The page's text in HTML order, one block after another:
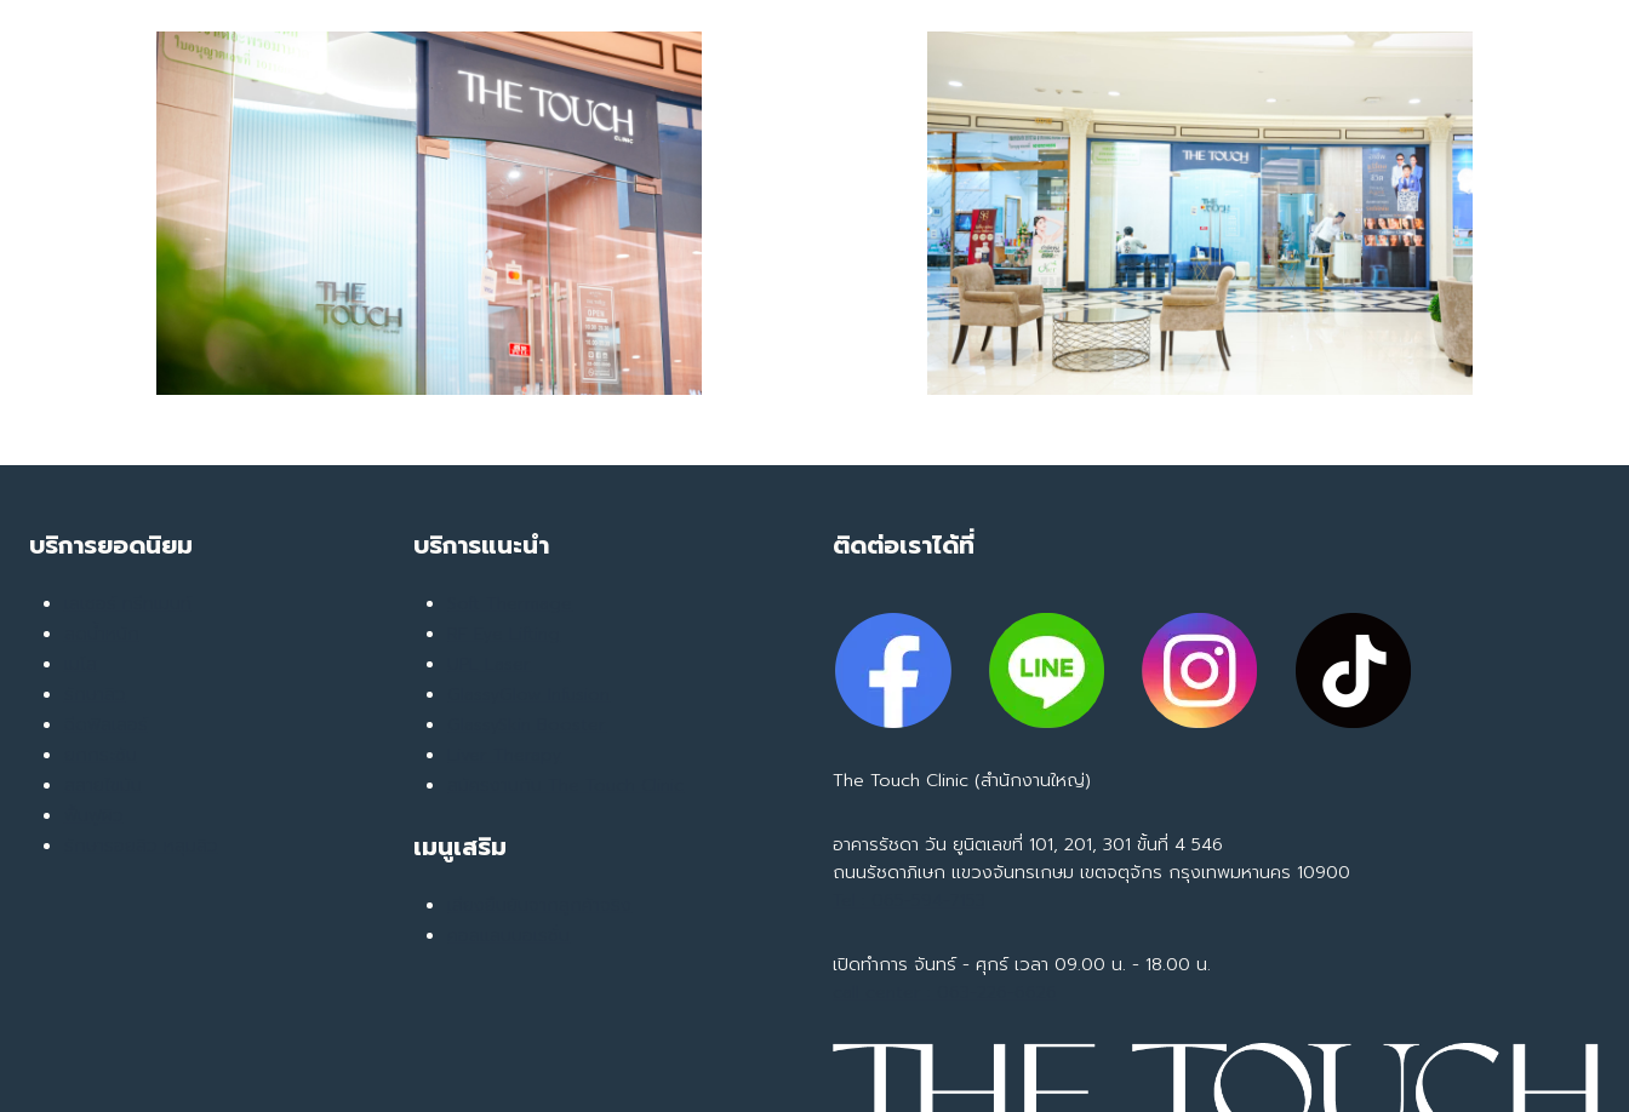
บริการยอดนิยม บริการแนะนำ
เมนูเสริม
ติดต่อเราได้ที่
The Touch Clinic (สำนักงานใหญ่)
อาคารรัชดา วัน ยูนิตเลขที่ 101, 201, 301 ขั้นที่ 4 546
ถนนรัชดาภิเษก แขวงจันทรเกษม เขตจตุจักร กรุงเทพมหานคร 10900
เปิดทำการ จันทร์ - ศุกร์ เวลา 09.00 น. - 18.00 น.